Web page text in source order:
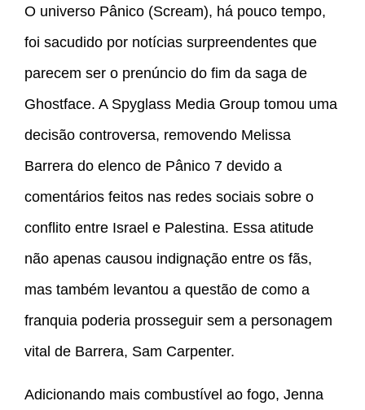
O universo Pânico (Scream), há pouco tempo,
foi sacudido por notícias surpreendentes que
parecem ser o prenúncio do fim da saga de
Ghostface. A Spyglass Media Group tomou uma
decisão controversa, removendo Melissa
Barrera do elenco de Pânico 7 devido a
comentários feitos nas redes sociais sobre o
conflito entre Israel e Palestina. Essa atitude
não apenas causou indignação entre os fãs,
mas também levantou a questão de como a
franquia poderia prosseguir sem a personagem
vital de Barrera, Sam Carpenter.
Adicionando mais combustível ao fogo, Jenna